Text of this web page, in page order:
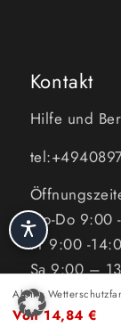
Kontakt
Hilfe und
Mo-Do 9:00
Fr 9:00 -
Sa 9:00 –
Telefon
Alpina
Von14,84 €
🏠
Start